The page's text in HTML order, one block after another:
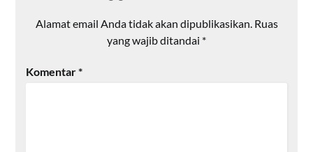
Alamat email Anda tidak akan dipublikasikan. Ruas
yang wajib ditandai *
Komentar*